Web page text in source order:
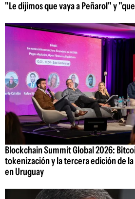
"Le dijimos que vaya a Peñarol" y
Blockchain Summit Global 2026:
tokenización y la tercera edición de
en Uruguay